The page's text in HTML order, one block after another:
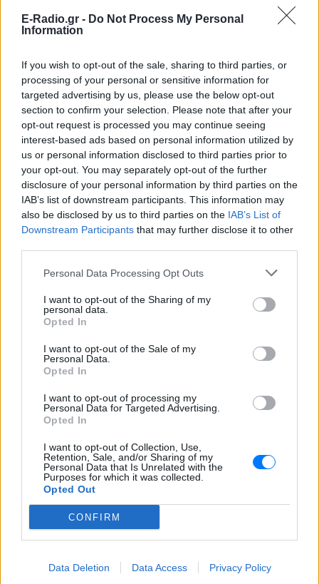
E-Radio.gr - Do Not Process My Personal
Information
If you wish to opt-out of the sale, sharing to third parties, or
processing of your personal or sensitive information for
targeted advertising by us, please use the below opt-out
section to confirm your selection. Please note that after your
opt-out request is processed you may continue seeing
interest-based ads based on personal information utilized by
us or personal information disclosed to third parties prior to
your opt-out. You may separately opt-out of the further
disclosure of your personal information by third parties on the
IAB’s list of downstream participants. This information may
also be disclosed by us to third parties on the IAB’s List of
Downstream Participants that may further disclose it to other
Personal Data Processing Opt Outs
I want to opt-out of the Sharing of my
personal data.
Opted In
I want to opt-out of the Sale of my
Personal Data.
Opted In
I want to opt-out of processing my
Personal Data for Targeted Advertising.
Opted In
I want to opt-out of Collection, Use,
Retention, Sale, and/or Sharing of my
Personal Data that Is Unrelated with the
Purposes for which it was collected.
Opted Out
CONFIRM
Data Deletion Data Access Privacy Policy
ΔΕΙΤΕ ΕΠΙΣΗΣ
ΣΤΗΝ ΙΔΙΑ ΚΑΤΗΓΟΡΙΑ
«Θέλω τον μπαμπά μου»: Το
βίντεο της μεθυσμένης οδηγού
που σκότωσε νύφη ώρες μετά
Η Jamie Lee Komoroski, με αλκοόλ
πάνω στο golf cart των νεόνυμφων στο
Folly Beach - τώρα νέο υλικό από το
σύγκρουση
έχασα όλα» ‑ Ο πόνος του
πατέρα
Μητέρα 43 ετών και ο 21χρονος γιος της
σκοτώθηκαν σε μετωπική σύγκρουση με
φορτηγό στην επαρχιακή οδό Αμφίπολης
Καταδίωξη στο κέντρο της
Θεσσαλονίκης: Έσπασαν το
τζάμι του οδηγού – «Μην κάνεις
ΧΤΕΣ